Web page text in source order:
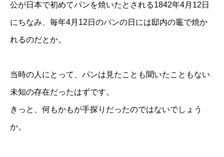
公が日本で初めてパンを焼いたとされる1842年4月12日
にちなみ、毎年4月12日のパンの日には邸内の竈で焼か
れるのだとか。
当時の人にとって、パンは見たことも聞いたこともない
未知の存在だったはずです。
きっと、何もかもが手探りだったのではないでしょう
か。